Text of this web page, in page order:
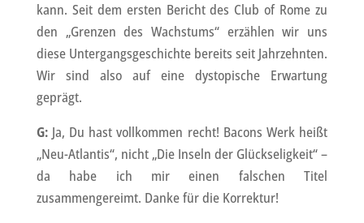
kann. Seit dem ersten Bericht des Club of Rome zu
den „Grenzen des Wachstums“ erzählen wir uns
diese Untergangsgeschichte bereits seit Jahrzehnten.
Wir sind also auf eine dystopische Erwartung
geprägt.
G:Ja, Du hast vollkommen recht! Bacons Werk heißt
„Neu-Atlantis“, nicht „Die Inseln der Glückseligkeit“ –
da habe ich mir einen falschen Titel
zusammengereimt. Danke für die Korrektur!